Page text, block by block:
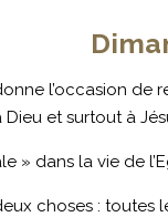
l’occasion de
et surtout à
» dans la vie de
choses :